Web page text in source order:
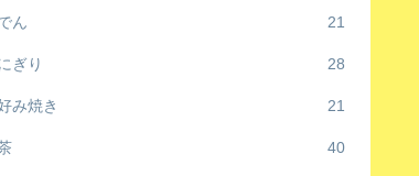
ん 21
ぎり 28
み焼き 21
40